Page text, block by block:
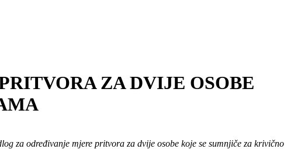
ZA DVIJE OSOBE
za određivanje mjere pritvora za dvije osobe koje se sumnjiče za krivično